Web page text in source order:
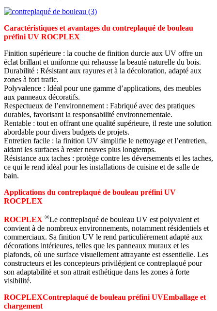
Caractéristiques et avantages du contreplaqué de bouleau
préfini UV ROCPLEX
Finition supérieure : la couche de finition durcie aux UV offre un
éclat brillant et uniforme qui rehausse la beauté naturelle du bois.
Durabilité : Résistant aux rayures et à la décoloration, adapté aux
zones à fort trafic.
Polyvalence : Idéal pour une gamme d’applications, des meubles
aux panneaux décoratifs.
Respectueux de l’environnement : Fabriqué avec des pratiques
durables, favorisant la responsabilité environnementale.
Rentable : tout en offrant une qualité supérieure, il reste une solution
abordable pour divers budgets de projets.
Entretien facile : la finition UV simplifie le nettoyage et l’entretien,
aidant les surfaces à rester neuves plus longtemps.
Résistance aux taches : protège contre les déversements et les taches,
ce qui le rend idéal pour les installations de cuisine et de salle de
bain.
Applications du contreplaqué de bouleau préfini UV
ROCPLEX
ROCPLEX ®Le contreplaqué de bouleau UV est polyvalent et
convient à de nombreux environnements, notamment résidentiels et
commerciaux. Sa finition UV le rend particulièrement adapté aux
décorations intérieures, telles que les panneaux muraux et les
plafonds, où une surface visuellement attrayante est essentielle. Les
constructeurs et les concepteurs privilégient ce contreplaqué pour
son adaptabilité et son attrait esthétique dans les zones à forte
visibilité.
ROCPLEXContreplaqué de bouleau préfini UVEmballage et
chargement